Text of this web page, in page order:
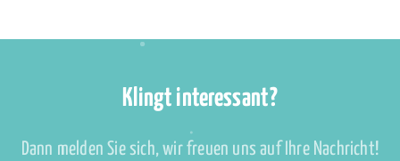
Klingt interessant?
Dann melden Sie sich, wir freuen uns auf Ihre Nachricht!